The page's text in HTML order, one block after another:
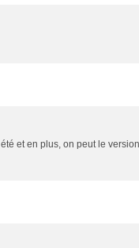
et en plus, on peut le